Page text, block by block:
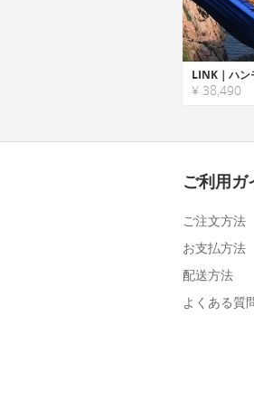
¥ 38,490
ご利用ガ
ご注文方法
お支払方法
配送方法
よくある質